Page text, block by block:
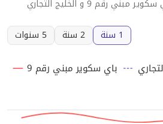
9 و الخليج التجاري
1 سنة
2 سنة 5 سنوات
باي سكوير مبني رقم 9